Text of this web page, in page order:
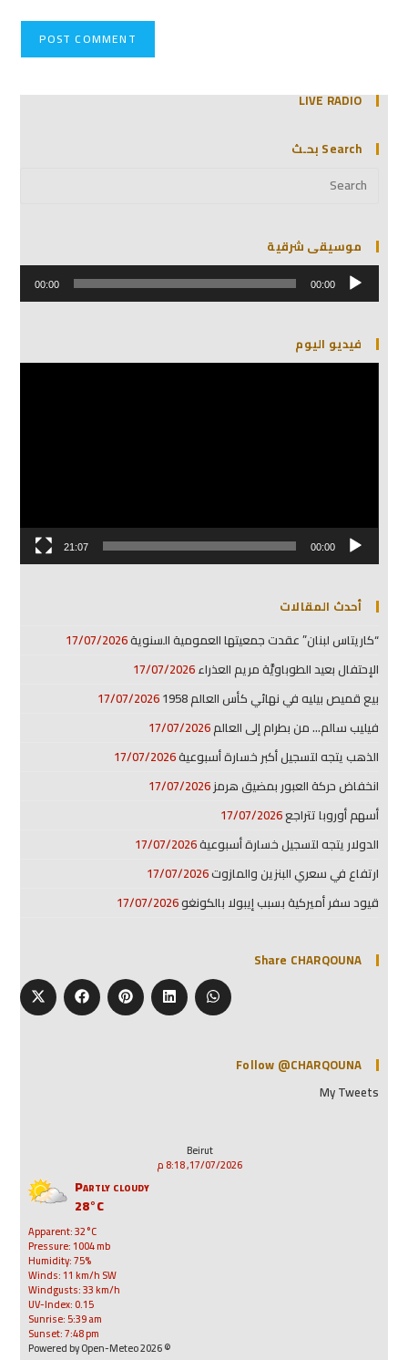
LIVE RADIO
Search بحـث
موسيقى شرقية
مشغل
الصوت 00:00
00:00
فيديو اليوم
مشغل
00:00
21:07
أحدث المقالات
“كاريتاس لبنان” عقدت جمعيتها العمومية السنوية17/07/2026
الإحتفال بعيد الطوباويَّة مريم العذراء17/07/2026
بيع قميص بيليه في نهائي كأس العالم 1958
17/07/2026
فيليب سالم… من بطرام إلى العالم17/07/2026
الذهب يتجه لتسجيل أكبر خسارة أسبوعية17/07/2026
انخفاض حركة العبور بمضيق هرمز17/07/2026
أسهم أوروبا تتراجع17/07/2026
الدولار يتجه لتسجيل خسارة أسبوعية17/07/2026
ارتفاع في سعري البنزين والمازوت17/07/2026
قيود سفر أميركية بسبب إيبولا بالكونغو17/07/2026
Share CHARQOUNA
Follow @CHARQOUNA
My Tweets
Beirut
17/07/2026, 8:18 م
Partly cloudy
28°C
Apparent: 32°C
Pressure: 1004 mb
Humidity: 75%
Winds: 11 km/h SW
Windgusts: 33 km/h
UV-Index: 0.15
Sunrise: 5:39 am
Sunset: 7:48 pm
© 2026 Powered by Open-Meteo